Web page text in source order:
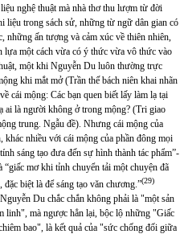
nghệ thuật mà nhà thơ thu lượm từ đời
liệu trong sách sử, những từ ngữ dân gian có
những ấn tượng và cảm xúc về thiên nhiên,
lựa một cách vừa có ý thức vừa vô thức vào
một khi Nguyễn Du luôn thường trực
khi mắt mở (Trần thế bách niên khai nhãn
cái mộng: Các bạn quen biết lấy làm lạ tại
ai là người không ở trong mộng? (Tri giao
trung. Ngẫu đề). Nhưng cái mộng của
nhiều với cái mộng của phần đông mọi
sáng tạo đưa đến sự hình thành tác phẩm”-
“giấc mơ khi tỉnh chuyển tải một chuyện đã
biệt là để sáng tạo văn chương.”(29)
Du chắc chắn không phải là "một sản
linh", mà ngược hẳn lại, bộc lộ những "Giấc
bao", là kết quả của "sức chống đối giữa